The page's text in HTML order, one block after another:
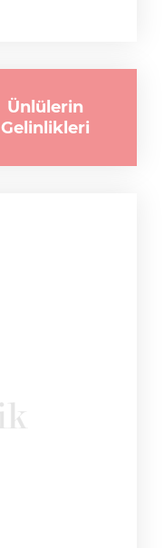
Ünlülerin
Gelinlikleri